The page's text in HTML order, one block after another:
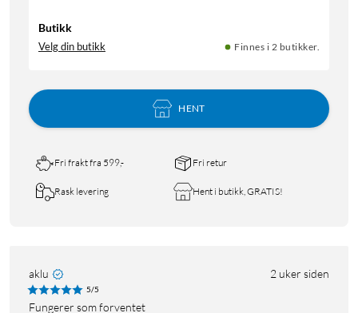
Butikk
Velg din butikk Finnes i 2 butikker.
HENT
Fri frakt fra 599,- Fri retur
Rask levering Hent i butikk, GRATIS!
aklu 2 uker siden
5/5
Fungerer som forventet